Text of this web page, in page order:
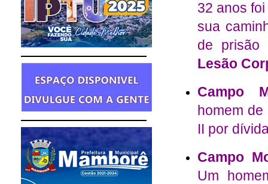
32 anos
sua
de prisão
Lesão
Campo
homem
II por
Campo
Um